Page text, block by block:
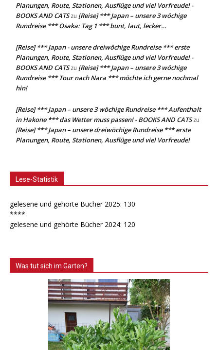
Planungen, Route, Stationen, Ausflüge und viel Vorfreude! -
BOOKS AND CATSzu [Reise] *** Japan – unsere 3 wöchige
Rundreise *** Osaka: Tag 1 *** bunt, laut, lecker…
[Reise] *** Japan - unsere dreiwöchige Rundreise *** erste
Planungen, Route, Stationen, Ausflüge und viel Vorfreude! -
BOOKS AND CATSzu [Reise] *** Japan – unsere 3 wöchige
Rundreise *** Tour nach Nara *** möchte ich gerne nochmal
hin!
[Reise] *** Japan – unsere 3 wöchige Rundreise *** Aufenthalt
in Hakone *** das Wetter muss passen! - BOOKS AND CATSzu
[Reise] *** Japan – unsere dreiwöchige Rundreise *** erste
Planungen, Route, Stationen, Ausflüge und viel Vorfreude!
Lese-Statistik
gelesene und gehörte Bücher 2025: 130
****
gelesene und gehörte Bücher 2024: 120
Was tut sich im Garten?